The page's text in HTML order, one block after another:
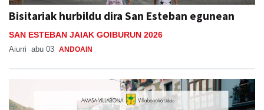
Bisitariak hurbildu dira San Esteban egunean
SAN ESTEBAN JAIAK GOIBURUN 2026
Aiurri abu 03 ANDOAIN